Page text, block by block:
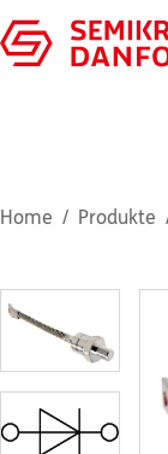
Home Produkte